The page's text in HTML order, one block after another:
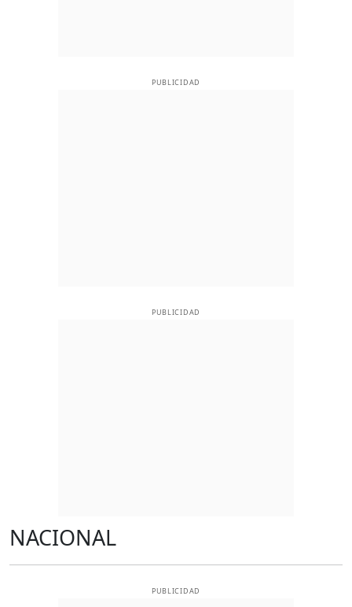
PUBLICIDAD
PUBLICIDAD
NACIONAL
PUBLICIDAD